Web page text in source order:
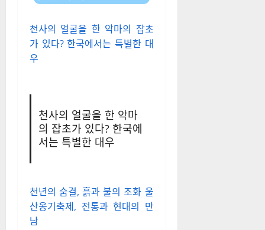
추 천 기 사
천사의 얼굴을 한 악마의 잡초
가 있다? 한국에서는 특별한 대